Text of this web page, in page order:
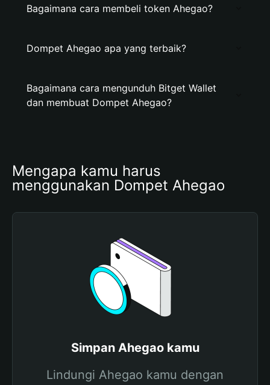
Bagaimana cara membeli token Ahegao?
Dompet Ahegao apa yang terbaik?
Bagaimana cara mengunduh Bitget Wallet
dan membuat Dompet Ahegao?
Mengapa kamu harus
menggunakan Dompet Ahegao
Simpan Ahegao kamu
Lindungi Ahegao kamu dengan